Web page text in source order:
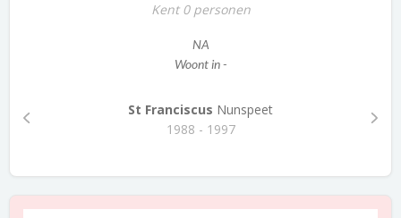
Kent 0 personen
NA
Woont in -
St Franciscus Nunspeet
1988 - 1997